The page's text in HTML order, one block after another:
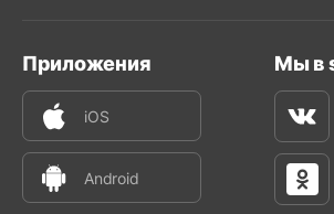
Приложения
iOS
Android
Мы в